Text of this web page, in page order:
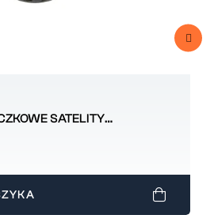
SATELITY
FAHR 2.2999.030.0